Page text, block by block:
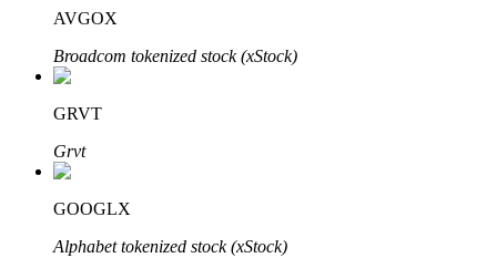
Bitrue Affiliates
Upp till 65% provision!
AVGOX
Broadcom tokenized stock (xStock)
GRVT
Grvt
GOOGLX
Alphabet tokenized stock (xStock)